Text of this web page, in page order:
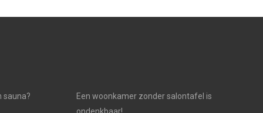
sauna?
Een woonkamer zonder salontafel is